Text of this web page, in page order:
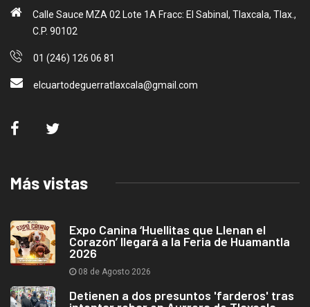
Calle Sauce MZA 02 Lote 1A Fracc: El Sabinal, Tlaxcala, Tlax.,
C.P. 90102
01 (246) 126 06 81
elcuartodeguerratlaxcala@gmail.com
Más vistas
Expo Canina ‘Huellitas que Llenan el
Corazón’ llegará a la Feria de Huamantla
2026
08 de Agosto 2026
Detienen a dos presuntos 'farderos' tras